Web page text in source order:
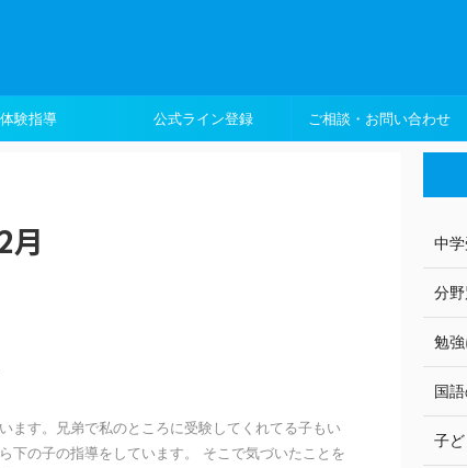
体験指導 公式ライン登録 ご相談・お問い合わせ
月
ます。兄弟で私のところに受験してくれてる子もい
下の子の指導をしています。 そこで気づいたことを
中
分
勉
国
子